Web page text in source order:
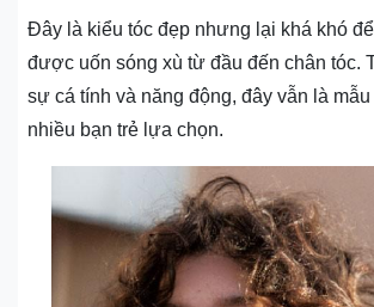
Đây là kiểu tóc đẹp nhưng lại khá khó
được uốn sóng xù từ đầu đến chân tóc.
sự cá tính và năng động, đây vẫn là
nhiều bạn trẻ lựa chọn.